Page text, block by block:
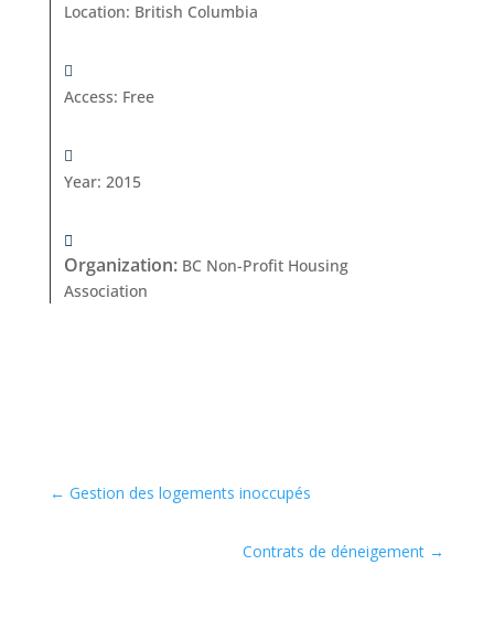
Location: British Columbia
Access: Free
Year: 2015
Organization: BC Non-Profit Housing
Association
← Gestion des logements inoccupés
Contrats de déneigement →